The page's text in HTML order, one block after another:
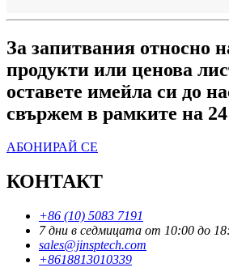
За запитвания относно
продукти или ценова
оставете имейла си до
свържем в рамките на 24
АБОНИРАЙ СЕ
КОНТАКТ
+86 (10) 5083 7191
7 дни в седмицата от 10:00 до
sales@jinsptech.com
+8618813010339